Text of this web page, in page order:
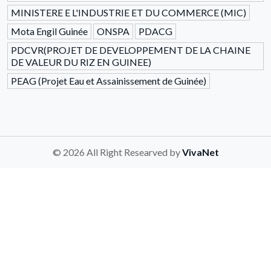
MINISTERE E L'INDUSTRIE ET DU COMMERCE (MIC)
Mota Engil Guinée
ONSPA
PDACG
PDCVR(PROJET DE DEVELOPPEMENT DE LA CHAINE
DE VALEUR DU RIZ EN GUINEE)
PEAG (Projet Eau et Assainissement de Guinée)
© 2026 All Right Researved byVivaNet